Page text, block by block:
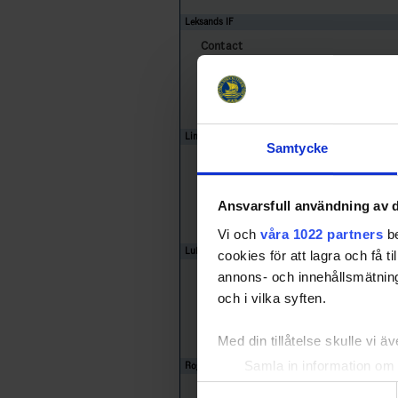
Samtycke
Ansvarsfull användning av
Vi och våra 1022 partners
cookies för att lagra och få
annons- och
och i vilka syften.
Med din tillåtelse skulle vi
Samla in information
Identifiera din enhet
Leksands IF
Contact
Phone:
CellPhone:
Linköping HC
CellPhone:
Luleå HF
Contact
Rögle BK